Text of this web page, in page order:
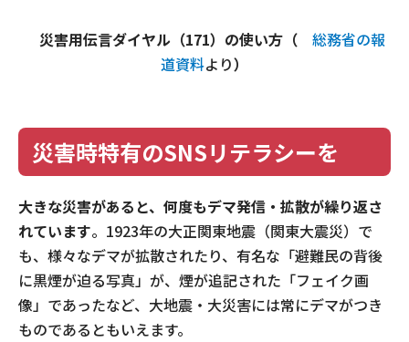
災害用伝言ダイヤル（171）の使い方（
総務省の報
道資料より）
災害時特有のSNSリテラシーを
大きな災害があると、何度もデマ発信・拡散が繰り返さ
れています。1923年の大正関東地震（関東大震災）で
も、様々なデマが拡散されたり、有名な「避難民の背後
に黒煙が迫る写真」が、煙が追記された「フェイク画
像」であったなど、大地震・大災害には常にデマがつき
ものであるともいえます。